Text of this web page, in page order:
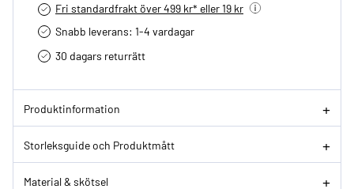
Fri standardfrakt över 499 kr* eller 19 kr
Snabb leverans: 1-4 vardagar
30 dagars returrätt­
Produktinformation
Storleksguide och Produktmått
Material & skötsel